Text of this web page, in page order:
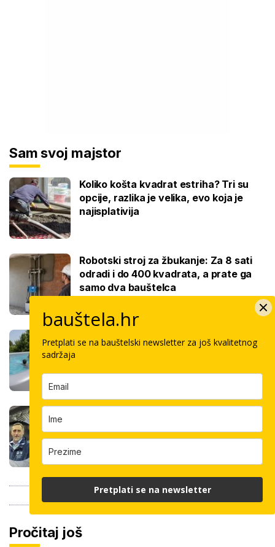
Sam svoj majstor
Koliko košta kvadrat estriha? Tri su
opcije, razlika je velika, evo koja je
najisplativija
Robotski stroj za žbukanje: Za 8 sati
odradi i do 400 kvadrata, a prate ga
samo dva bauštelca
Stigla nova generacija kućnih bazena!
Po rubu možete hodati, a od kutije do
dimenzije keramike, ali i lokacija
Pročitaj još
bauštela.hr
Pretplati se na bauštelski newsletter za još kvalitetnog
sadržaja
Pretplati se na newsletter